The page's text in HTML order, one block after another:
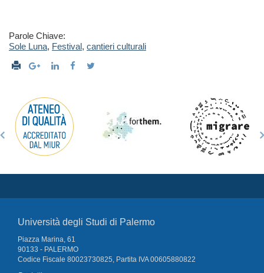
Parole Chiave:
Sole Luna, Festival, cantieri culturali
Università degli Studi di Palermo
Piazza Marina, 61
90133 - PALERMO
Codice Fiscale 80023730825, Partita IVA 00605880822